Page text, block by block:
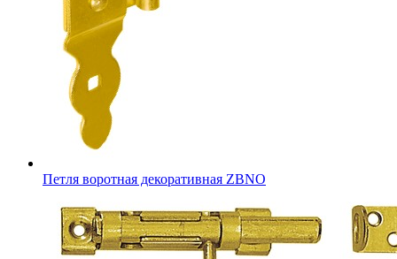
Петля воротная декоративная ZBNO